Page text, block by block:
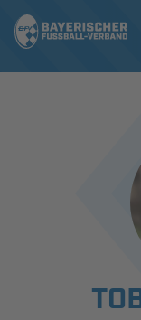
ERGEBNISSE &
SPIELBETRIEB &
AUSBILDUNG &